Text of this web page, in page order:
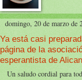
domingo, 20 de marzo de
Ya está casi
página de la
esperantista de
Un saludo cordial para